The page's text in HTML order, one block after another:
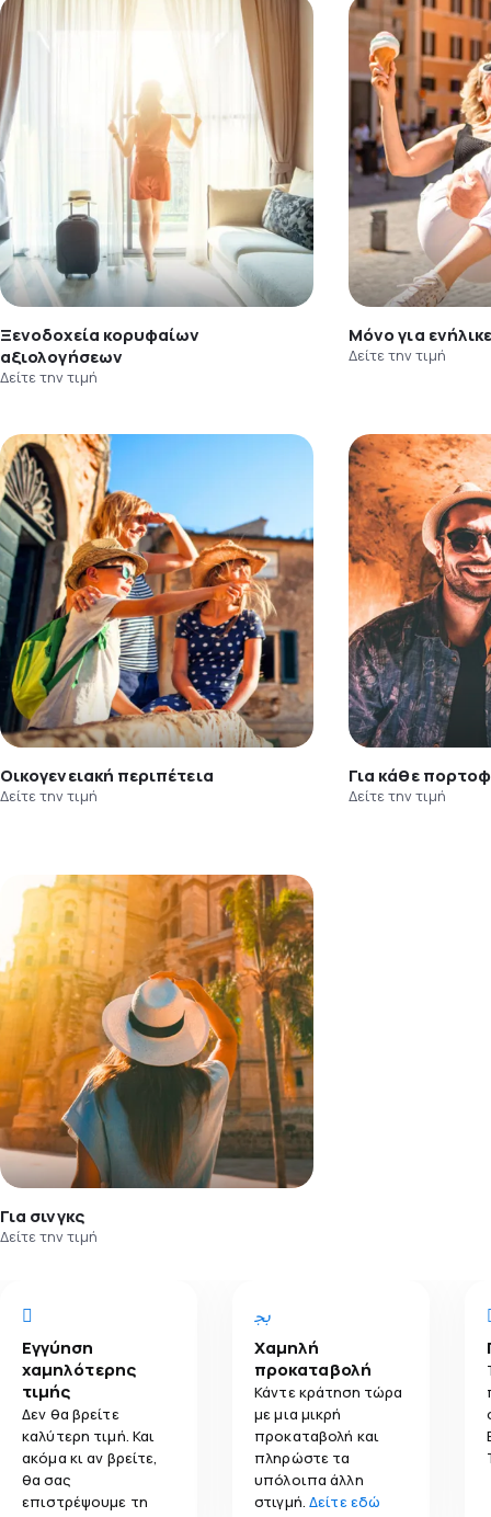
Ξενοδοχεία κορυφαίων
αξιολογήσεων
Δείτε την τιμή
Μόνο για
Δείτε την τιμή
Οικογενειακή περιπέτεια
Δείτε την τιμή
Για κάθε
Δείτε την τιμή
Για σινγκς
Δείτε την τιμή
Εγγύηση
χαμηλότερης
τιμής
Δεν θα βρείτε
καλύτερη τιμή. Και
ακόμα κι αν βρείτε,
θα σας
επιστρέψουμε τη
Χαμηλή
προκαταβολή
Κάντε κράτηση τώρα
με μια μικρή
προκαταβολή και
πληρώστε τα
υπόλοιπα άλλη
στιγμή.Δείτε εδώ